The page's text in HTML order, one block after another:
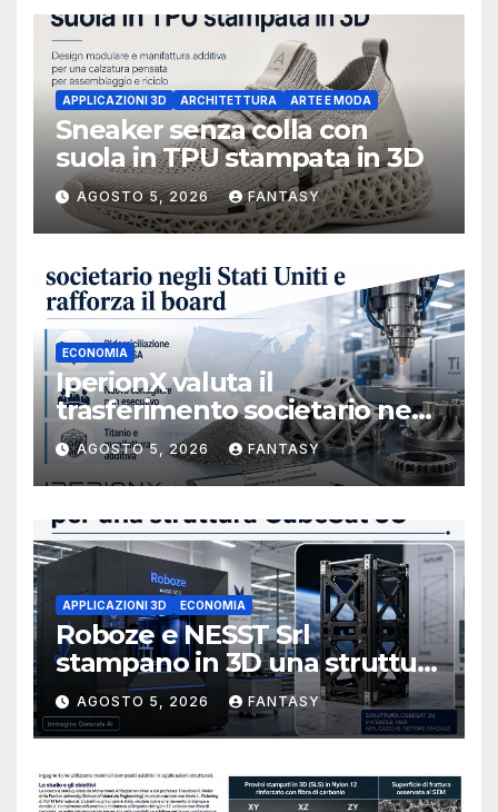
APPLICAZIONI 3D ARCHITETTURA ARTE E MODA
Sneaker senza colla con
suola in TPU stampata in 3D
AGOSTO 5, 2026 FANTASY
ECONOMIA
IperionX valuta il
trasferimento societario negli
Stati Uniti e rafforza il board,
ha nominato Michael J.
Loparco amministratore
indipendente non esecutivo
AGOSTO 5, 2026 FANTASY
APPLICAZIONI 3D ECONOMIA
Roboze e NESST Srl
stampano in 3D una struttura
CubeSat 3U in Carbon PEEK
AGOSTO 5, 2026 FANTASY